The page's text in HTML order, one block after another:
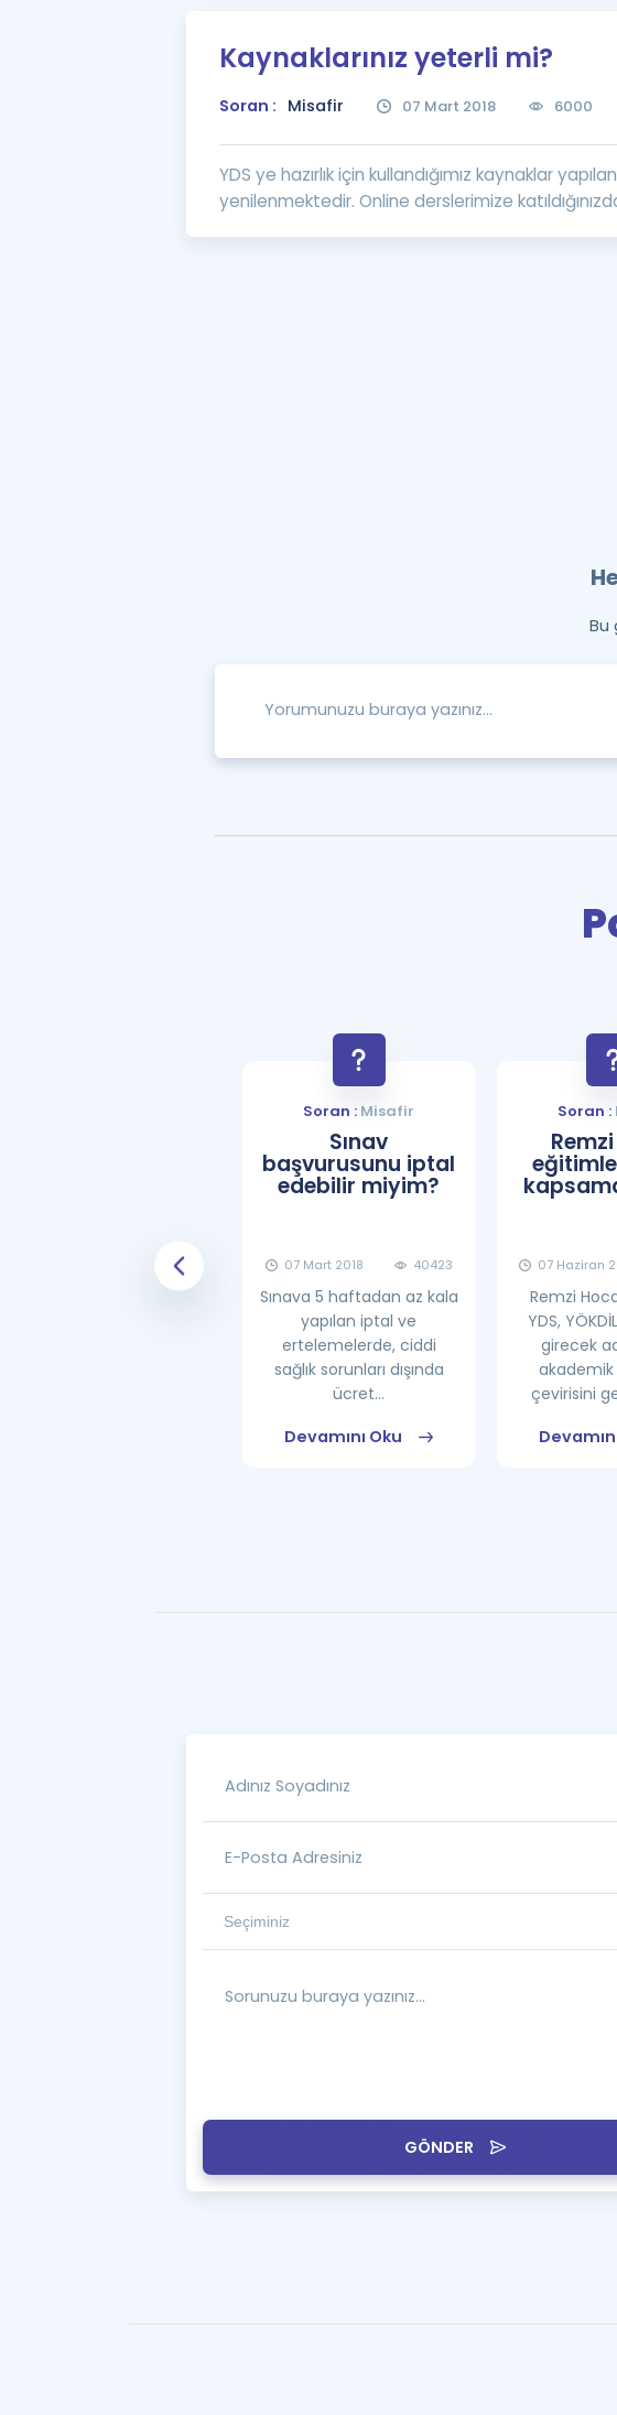
Kaynaklarınız yeterli mi?
Soran : Misafir 07 Mart 2018 6000
YDS ye hazırlık için kullandığımız kaynaklar
yenilenmektedir. Online derslerimize
Bu
25861
Soran : Misafir
Sınav
başvurusunu iptal
edebilir miyim?
07 Mart 2018 40423
Sınava 5 haftadan az kala
yapılan iptal ve
ertelemelerde, ciddi
sağlık sorunları dışında
ücret...
Devamını Oku
Soran :
07 Haziran
Remzi
YDS,
girecek
çevirisini
GÖNDER